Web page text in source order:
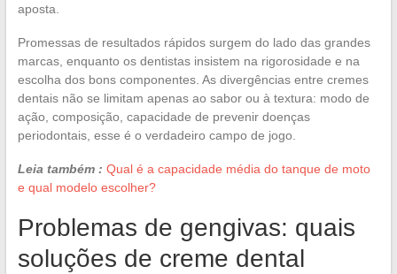
aposta.
Promessas de resultados rápidos surgem do lado das grandes
marcas, enquanto os dentistas insistem na rigorosidade e na
escolha dos bons componentes. As divergências entre cremes
dentais não se limitam apenas ao sabor ou à textura: modo de
ação, composição, capacidade de prevenir doenças
periodontais, esse é o verdadeiro campo de jogo.
Leia também : Qual é a capacidade média do tanque de moto
e qual modelo escolher?
Problemas de gengivas: quais
soluções de creme dental